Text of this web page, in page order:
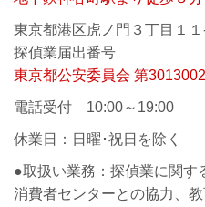
東京都港区虎ノ門３丁目１
探偵業届出番号
東京都公安委員会 第
電話受付 10:00～19:00
休業日：日曜･祝日を除く
●取扱い業務：探偵業に関す
消費者センターとの協力、